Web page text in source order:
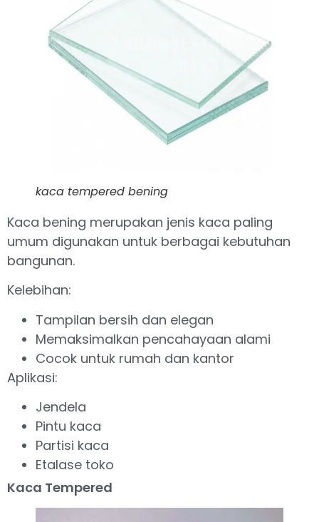
kaca tempered bening
Kaca bening merupakan jenis kaca paling
umum digunakan untuk berbagai kebutuhan
bangunan.
Kelebihan:
Tampilan bersih dan elegan
Memaksimalkan pencahayaan alami
Cocok untuk rumah dan kantor
Aplikasi:
Jendela
Pintu kaca
Partisi kaca
Etalase toko
Kaca Tempered